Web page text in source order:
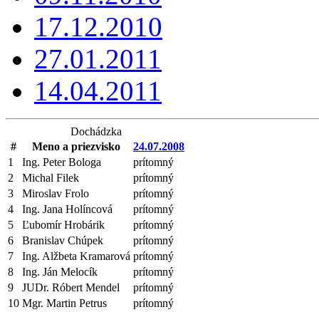
17.12.2010
27.01.2011
14.04.2011
Dochádzka
#
Meno a priezvisko
24.07.2008
1
Ing. Peter Bologa
prítomný
2
Michal Filek
prítomný
3
Miroslav Frolo
prítomný
4
Ing. Jana Holíncová
prítomný
5
Ľubomír Hrobárik
prítomný
6
Branislav Chúpek
prítomný
7
Ing. Alžbeta Kramarová prítomný
8
Ing. Ján Melocík
prítomný
9
JUDr. Róbert Mendel
prítomný
10 Mgr. Martin Petrus
prítomný